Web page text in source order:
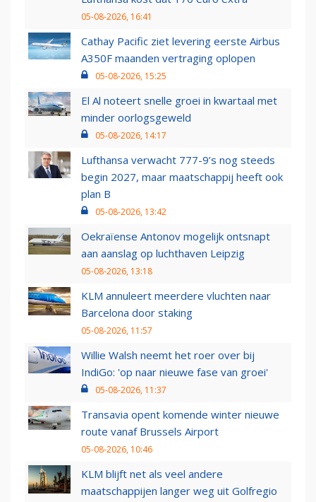
05-08-2026, 16:41
Cathay Pacific ziet levering eerste Airbus
A350F maanden vertraging oplopen
05-08-2026, 15:25
El Al noteert snelle groei in kwartaal met
minder oorlogsgeweld
05-08-2026, 14:17
Lufthansa verwacht 777-9’s nog steeds
begin 2027, maar maatschappij heeft ook
plan B
05-08-2026, 13:42
Oekraïense Antonov mogelijk ontsnapt
aan aanslag op luchthaven Leipzig
05-08-2026, 13:18
KLM annuleert meerdere vluchten naar
Barcelona door staking
05-08-2026, 11:57
Willie Walsh neemt het roer over bij
IndiGo: 'op naar nieuwe fase van groei'
05-08-2026, 11:37
Transavia opent komende winter nieuwe
route vanaf Brussels Airport
05-08-2026, 10:46
KLM blijft net als veel andere
maatschappijen langer weg uit Golfregio